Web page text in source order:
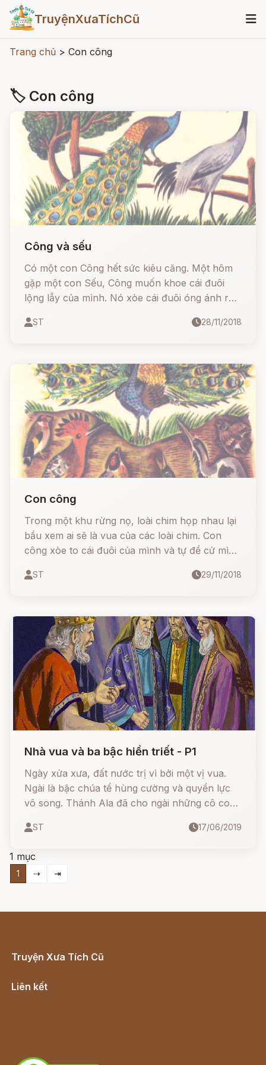
TruyệnXưaTíchCũ
Trang chủ > Con công
🏷 Con công
Công và sếu
Có một con Công hết sức kiêu căng. Một hôm
gặp một con Sếu, Công muốn khoe cái đuôi
lộng lẫy của mình. Nó xòe cái đuôi óng ánh ra
ST 28/11/2018
Con công
Trong một khu rừng nọ, loài chim họp nhau lại
bầu xem ai sẽ là vua của các loài chim. Con
công xòe to cái đuôi của mình và tự đề cử mình
chọn nó làm vua.
ST 29/11/2018
Nhà vua và ba bậc hiền triết - P1
Ngày xửa xưa, đất nước trị vì bởi một vị vua.
Ngài là bậc chúa tể hùng cường và quyền lực
vô song. Thánh Ala đã cho ngài những cô con
hơn mọi loài hoa, cho một cậu con trai khôi
ST 17/06/2019
1 mục
1 ⇢ ⇥
Truyện Xưa Tích Cũ
Liên kết